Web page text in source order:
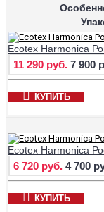
Ecotex Harmonica
11 290 руб. 7 900
КУПИТЬ
Ecotex Harmonica
6 720 руб. 4 700
КУПИТЬ